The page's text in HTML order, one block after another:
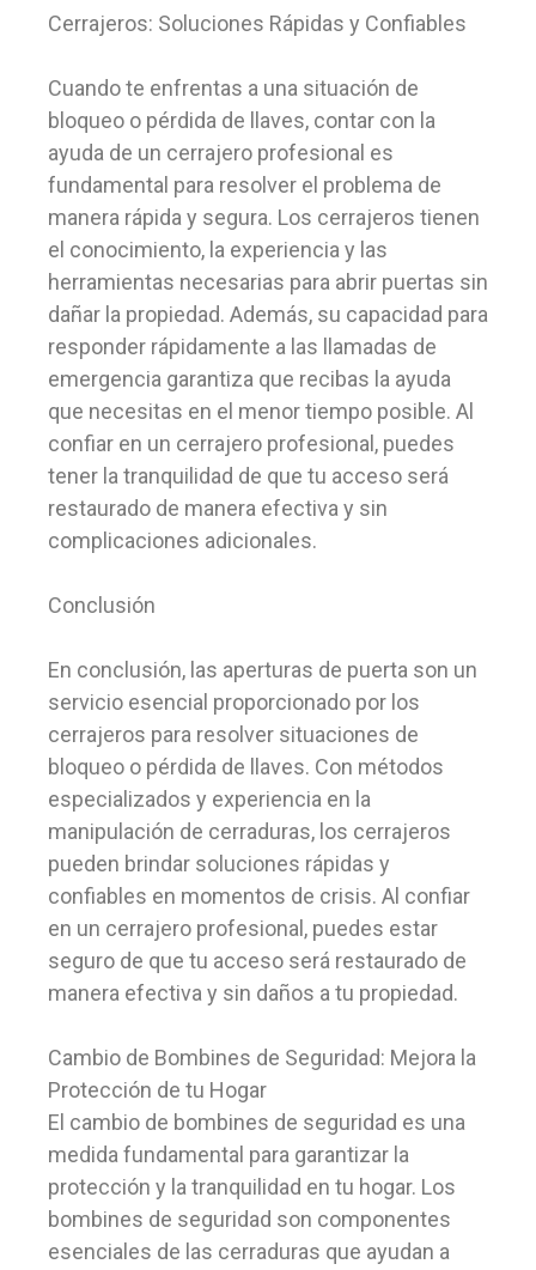
Cerrajeros: Soluciones Rápidas y Confiables
Cuando te enfrentas a una situación de
bloqueo o pérdida de llaves, contar con la
ayuda de un cerrajero profesional es
fundamental para resolver el problema de
manera rápida y segura. Los cerrajeros tienen
el conocimiento, la experiencia y las
herramientas necesarias para abrir puertas sin
dañar la propiedad. Además, su capacidad para
responder rápidamente a las llamadas de
emergencia garantiza que recibas la ayuda
que necesitas en el menor tiempo posible. Al
confiar en un cerrajero profesional, puedes
tener la tranquilidad de que tu acceso será
restaurado de manera efectiva y sin
complicaciones adicionales.
Conclusión
En conclusión, las aperturas de puerta son un
servicio esencial proporcionado por los
cerrajeros para resolver situaciones de
bloqueo o pérdida de llaves. Con métodos
especializados y experiencia en la
manipulación de cerraduras, los cerrajeros
pueden brindar soluciones rápidas y
confiables en momentos de crisis. Al confiar
en un cerrajero profesional, puedes estar
seguro de que tu acceso será restaurado de
manera efectiva y sin daños a tu propiedad.
Cambio de Bombines de Seguridad: Mejora la
Protección de tu Hogar
El cambio de bombines de seguridad es una
medida fundamental para garantizar la
protección y la tranquilidad en tu hogar. Los
bombines de seguridad son componentes
esenciales de las cerraduras que ayudan a